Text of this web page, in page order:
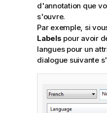
d'annotation que
s'ouvre.
Par exemple, si
Labels pour avoir
langues pour un
dialogue suivante